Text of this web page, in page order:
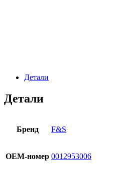
Детали
Детали
Бренд F&S
OЕМ-номер 0012953006